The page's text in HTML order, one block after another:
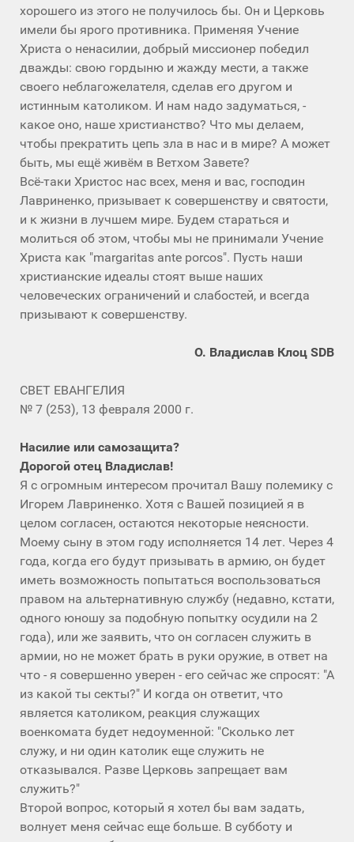
хорошего из этого не получилось бы. Он и Церковь
имели бы ярого противника. Применяя Учение
Христа о ненасилии, добрый миссионер победил
дважды: свою гордыню и жажду мести, а также
своего неблагожелателя, сделав его другом и
истинным католиком. И нам надо задуматься, -
какое оно, наше христианство? Что мы делаем,
чтобы прекратить цепь зла в нас и в мире? А может
быть, мы ещё живём в Ветхом Завете?
Всё-таки Христос нас всех, меня и вас, господин
Лавриненко, призывает к совершенству и святости,
и к жизни в лучшем мире. Будем стараться и
молиться об этом, чтобы мы не принимали Учение
Христа как "margaritas ante porcos". Пусть наши
христианские идеалы стоят выше наших
человеческих ограничений и слабостей, и всегда
призывают к совершенству.
О. Владислав Клоц SDB
СВЕТ ЕВАНГЕЛИЯ
№ 7 (253), 13 февраля 2000 г.
Насилие или самозащита?
Дорогой отец Владислав!
Я с огромным интересом прочитал Вашу полемику с
Игорем Лавриненко. Хотя с Вашей позицией я в
целом согласен, остаются некоторые неясности.
Моему сыну в этом году исполняется 14 лет. Через 4
года, когда его будут призывать в армию, он будет
иметь возможность попытаться воспользоваться
правом на альтернативную службу (недавно, кстати,
одного юношу за подобную попытку осудили на 2
года), или же заявить, что он согласен служить в
армии, но не может брать в руки оружие, в ответ на
что - я совершенно уверен - его сейчас же спросят: "А
из какой ты секты?" И когда он ответит, что
является католиком, реакция служащих
военкомата будет недоуменной: "Сколько лет
служу, и ни один католик еще служить не
отказывался. Разве Церковь запрещает вам
служить?"
Второй вопрос, который я хотел бы вам задать,
волнует меня сейчас еще больше. В субботу и